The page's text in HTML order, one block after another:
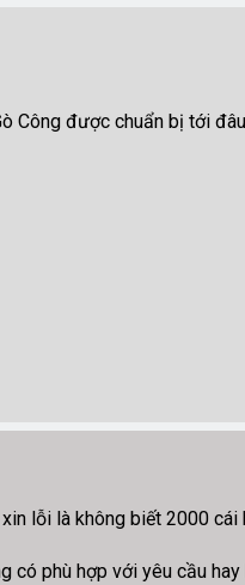
Công được chuẩn bị tới
lỗi là không biết 2000
có phù hợp với yêu cầu